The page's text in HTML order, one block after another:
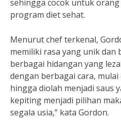
sehingga cocok untuk
program diet sehat.
Menurut chef terkenal,
memiliki rasa yang unik dan
berbagai hidangan yang
dengan berbagai cara,
hingga diolah menjadi saus
kepiting menjadi pilihan
segala usia,” kata Gordon.